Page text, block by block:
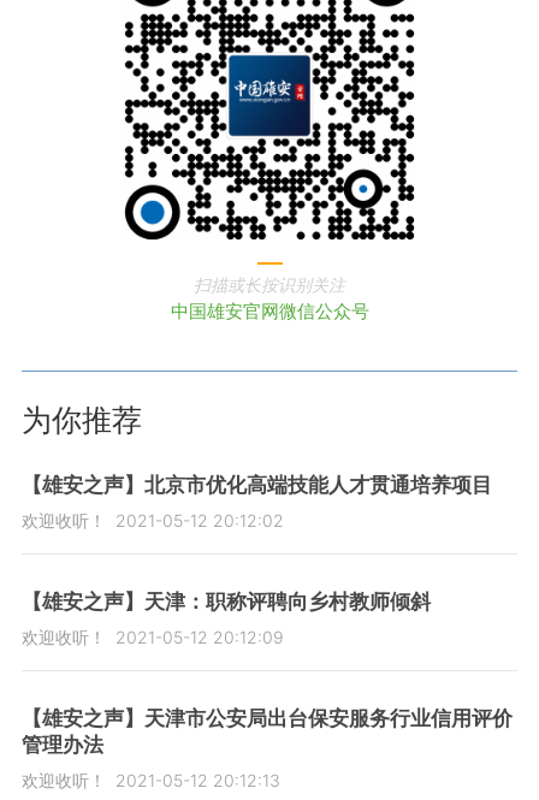
扫描或长按识别关注
中国雄安官网微信公众号
为你推荐
【雄安之声】北京市优化高端技能人才贯通培养项目
欢迎收听！ 2021-05-12 20:12:02
【雄安之声】天津：职称评聘向乡村教师倾斜
欢迎收听！ 2021-05-12 20:12:09
【雄安之声】天津市公安局出台保安服务行业信用评价
管理办法
欢迎收听！ 2021-05-12 20:12:13